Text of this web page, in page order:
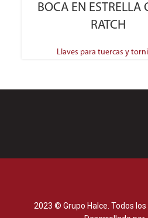
BOCA EN ESTRELLA
RATCH
Llaves para tuercas y
2023 © Grupo Halce. Todos